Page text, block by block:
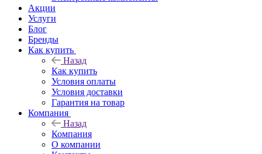
Акции
Услуги
Блог
Бренды
Как купить
Назад
Как купить
Условия оплаты
Условия доставки
Гарантия на товар
Компания
Назад
Компания
О компании